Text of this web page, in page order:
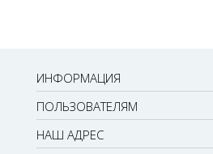
ИНФОРМАЦИЯ
ПОЛЬЗОВАТЕЛЯМ
НАШ АДРЕС